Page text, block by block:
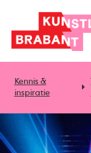
Kennis &
inspiratie